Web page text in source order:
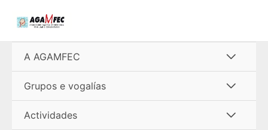
A AGAMFEC
menú
Grupos e vogalías
menú
Actividades